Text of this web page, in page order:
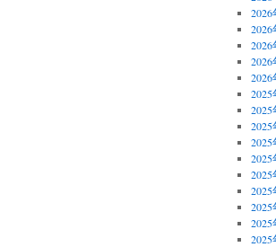
2026
2026
2026
2026
2026
2025
2025
2025
2025
2025
2025
2025
2025
2025
2025